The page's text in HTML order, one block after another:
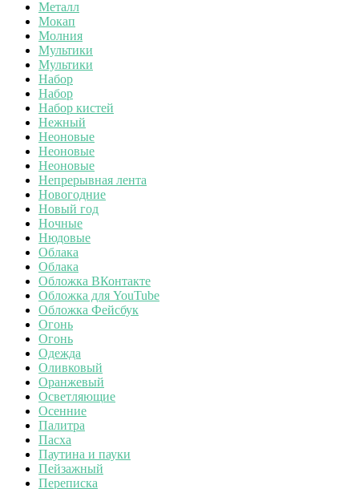
Металл
Мокап
Молния
Мультики
Мультики
Набор
Набор
Набор кистей
Нежный
Неоновые
Неоновые
Неоновые
Непрерывная лента
Новогодние
Новый год
Ночные
Нюдовые
Облака
Облака
Обложка ВКонтакте
Обложка для YouTube
Обложка Фейсбук
Огонь
Огонь
Одежда
Оливковый
Оранжевый
Осветляющие
Осенние
Палитра
Пасха
Паутина и пауки
Пейзажный
Переписка